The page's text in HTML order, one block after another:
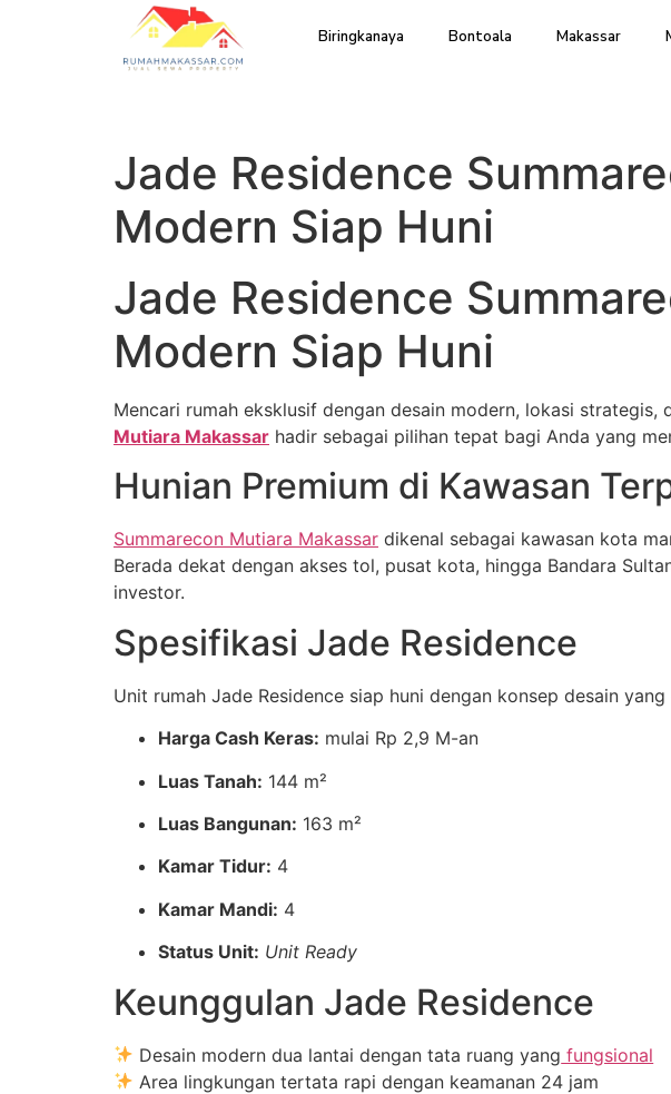
Biringkanaya Bontoala Makassar
Jade Residence
Modern Siap Huni
Jade Residence
Modern Siap Huni
Mencari rumah eksklusif dengan desain modern, lokasi strategis,
Mutiara Makassar hadir sebagai pilihan tepat bagi Anda yang
Hunian Premium di Kawasan
Summarecon Mutiara Makassar dikenal sebagai kawasan kota
Berada dekat dengan akses tol, pusat kota, hingga Bandara
investor.
Spesifikasi Jade Residence
Unit rumah Jade Residence siap huni dengan konsep desain
Harga Cash Keras: mulai Rp 2,9 M-an
Luas Tanah: 144 m²
Luas Bangunan: 163 m²
Kamar Tidur: 4
Kamar Mandi: 4
Status Unit: Unit Ready
Keunggulan Jade Residence
Desain modern dua lantai dengan tata ruang yang fungsional
Area lingkungan tertata rapi dengan keamanan 24 jam